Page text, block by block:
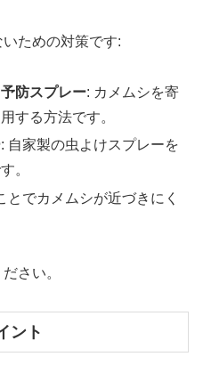
ための対策です:
防スプレー: カメムシを寄
する方法です。
: 自家製の虫よけスプレーを
。
とでカメムシが近づきにく
さい。
ント